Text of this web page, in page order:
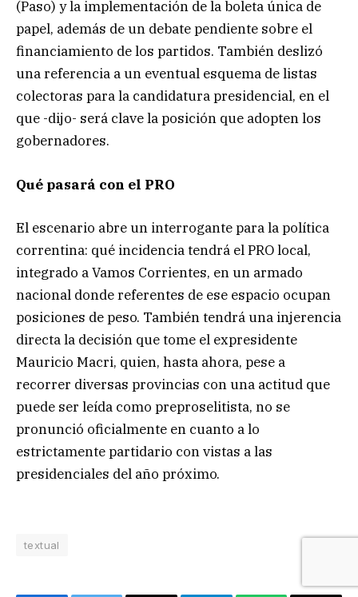
(Paso) y la implementación de la boleta única de
papel, además de un debate pendiente sobre el
financiamiento de los partidos. También deslizó
una referencia a un eventual esquema de listas
colectoras para la candidatura presidencial, en el
que -dijo- será clave la posición que adopten los
gobernadores.
Qué pasará con el PRO
El escenario abre un interrogante para la política
correntina: qué incidencia tendrá el PRO local,
integrado a Vamos Corrientes, en un armado
nacional donde referentes de ese espacio ocupan
posiciones de peso. También tendrá una injerencia
directa la decisión que tome el expresidente
Mauricio Macri, quien, hasta ahora, pese a
recorrer diversas provincias con una actitud que
puede ser leída como preproselitista, no se
pronunció oficialmente en cuanto a lo
estrictamente partidario con vistas a las
presidenciales del año próximo.
textual